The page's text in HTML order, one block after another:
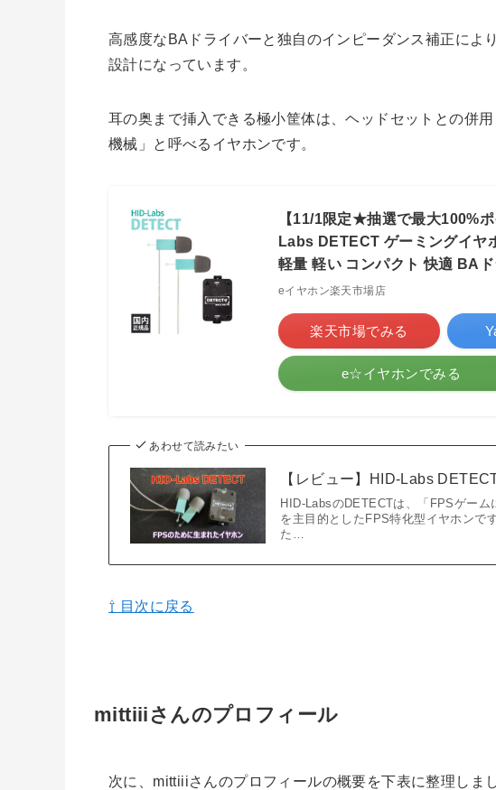
高感度なBAドライバーと独自のインピーダンス補正によ
設計になっています。
耳の奥まで挿入できる極小筐体は、ヘッドセットとの併
機械」と呼べるイヤホンです。
【11/1限定★抽選で最大100%
Labs DETECT ゲーミングイヤ
軽量 軽い コンパクト 快適 BA
eイヤホン楽天市場店
楽天市場でみる
e☆イヤホンでみる
あわせて読みたい
【レビュー】HID-Labs
HID-LabsのDETECTは、「FPSゲーム
を主目的としたFPS特化型イヤホンで
た…
⇧ 目次に戻る
mittiiiさんのプロフィール
次に、mittiiiさんのプロフィールの概要を下表に整理しまし